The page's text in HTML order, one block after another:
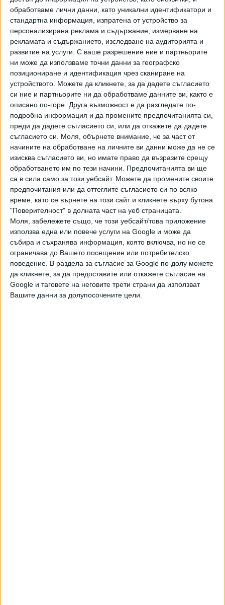
обработваме лични данни, като уникални идентификатори и
стандартна информация, изпратена от устройство за
персонализирана реклама и съдържание, измерване на
рекламата и съдържанието, изследване на аудиторията и
развитие на услуги. С ваше разрешение ние и партньорите
ни може да използваме точни данни за географско
позициониране и идентификация чрез сканиране на
устройството. Можете да кликнете, за да дадете съгласието
си ние и партньорите ни да обработваме данните ви, както е
описано по-горе. Друга възможност е да разгледате по-
подробна информация и да промените предпочитанията си,
преди да дадете съгласието си, или да откажете да дадете
съгласието си.
Моля, обърнете внимание, че за част от
начините на обработване на личните ви данни може да не се
изисква съгласието ви, но имате право да възразите срещу
обработването им по тези начини. Предпочитанията ви ще
са в сила само за този уебсайт. Можете да промените своите
предпочитания или да оттеглите съгласието си по всяко
време, като се върнете на този сайт и кликнете върху бутона
"Поверителност" в долната част на уеб страницата.
Моля, забележете също, че този уебсайт/това приложение
използва една или повече услуги на Google и може да
събира и съхранява информация, която включва, но не се
ограничава до Вашето посещение или потребителско
поведение. В раздела за съгласие за Google по-долу можете
да кликнете, за да предоставите или откажете съгласие на
Google и таговете на неговите трети страни да използват
Вашите данни за долупосочените цели.
Според прогнозите температурите могат да се повишат
до 34, дори 35 градуса.
И Франция стене от горещата вълна. Тя засяга най-силно
западната част на страната и района на Париж,
съобщава “Франс прес”, цитирана от БТА. Френските
власти издадоха оранжев код за опасно високи
температури за осем департамента, който ще бъде в
сила от вторник.
Още днес 18 департамента в Западна Франция и в
района на столицата бяха поставени под жълт код
заради горещините. По прогнози на метеоролозите
температурите в отделни части на страната достигат
критични стойности – до 35 градуса по Целзий в Бретан
и между 36 и 37 градуса в южните райони на Франция.
Екстремните жеги вече взеха и жертви. В Лион 28-
годишна жена е починала по време на спортно събитие. В
Париж 53-годишен мъж е получил фатален сърдечен
удар, докато е тичал в условията на високите
температури.
Властите призовават гражданите да ограничат
физическата активност в най-горещите часове на деня,